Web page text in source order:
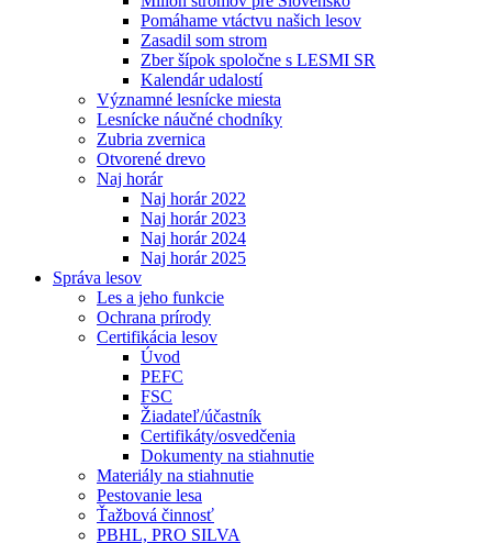
Pomáhame vtáctvu našich lesov
Zasadil som strom
Zber šípok spoločne s LESMI SR
Kalendár udalostí
Významné lesnícke miesta
Lesnícke náučné chodníky
Zubria zvernica
Otvorené drevo
Naj horár
Naj horár 2022
Naj horár 2023
Naj horár 2024
Naj horár 2025
Správa lesov
Les a jeho funkcie
Ochrana prírody
Certifikácia lesov
Úvod
PEFC
FSC
Žiadateľ/účastník
Certifikáty/osvedčenia
Dokumenty na stiahnutie
Materiály na stiahnutie
Pestovanie lesa
Ťažbová činnosť
PBHL, PRO SILVA